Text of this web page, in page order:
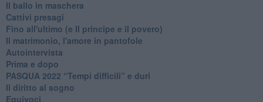
Il ballo in maschera
Cattivi presagi
Fino all'ultimo (e Il principe e il povero)
Il matrimonio, l'amore in pantofole
Autointervista
Prima e dopo
​PASQUA 2022 “Tempi difficili” e duri
Il diritto al sogno
Equivoci